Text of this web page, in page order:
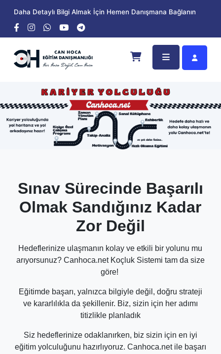
Daha Detaylı Bilgi Almak İçin Hemen Danışmana Bağlanın
Sınav Sürecinde Başarılı
Olmak Sandığınız Kadar
Zor Değil
Hedeflerinize ulaşmanın kolay ve etkili bir yolunu mu
arıyorsunuz? Canhoca.net Koçluk Sistemi tam da size
göre!
Eğitimde başarı, yalnızca bilgiyle değil, doğru strateji
ve kararlılıkla da şekillenir. Biz, sizin için her adımı
titizlikle planladık
Siz hedeflerinize odaklanırken, biz sizin için en iyi
eğitim yolculuğunu hazırlıyoruz. Canhoca.net ile başarı